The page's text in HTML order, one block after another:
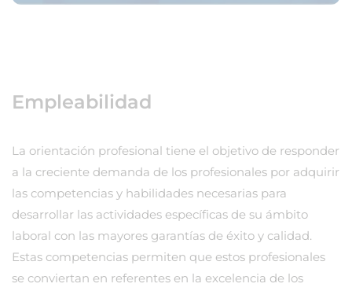
Empleabilidad
La orientación profesional tiene el objetivo de responder
a la creciente demanda de los profesionales por adquirir
las competencias y habilidades necesarias para
desarrollar las actividades específicas de su ámbito
laboral con las mayores garantías de éxito y calidad.
Estas competencias permiten que estos profesionales
se conviertan en referentes en la excelencia de los